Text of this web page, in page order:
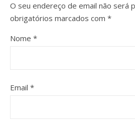
O seu endereço de email não será
obrigatórios marcados com *
Nome *
Email *